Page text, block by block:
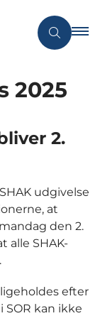
2025
2.
udgivelse
at
den 2.
alle SHAK-
efter
SOR kan ikke